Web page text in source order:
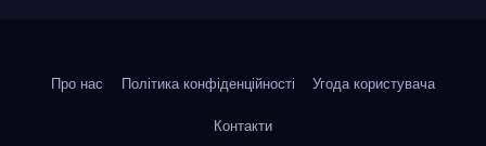
Про нас Політика конфіденційності Угода користувача
Контакти